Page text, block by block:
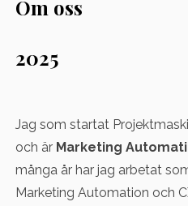
Om oss
2025
Jag som startat
och är Marketing
många år har jag arbetat
Marketing Automation och